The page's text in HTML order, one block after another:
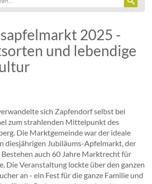
2025 -
und lebendige
sich Zapfendorf selbst bei
zum strahlenden Mittelpunkt des
Die Marktgemeinde war der ideale
diesjährigen Jubiläums-Apfelmarkt, der
Bestehen auch 60 Jahre Marktrecht für
Die Veranstaltung lockte über den ganzen
an - ein Fest für die ganze Familie und